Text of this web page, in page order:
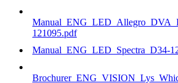
121095.pdf
Manual_ENG_LED_Spectra_D34-